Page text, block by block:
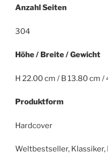
Anzahl Seiten
304
Höhe / Breite / Gewicht
H 22.00 cm / B 13.80 cm
Produktform
Hardcover
Weltbestseller, Klassiker,